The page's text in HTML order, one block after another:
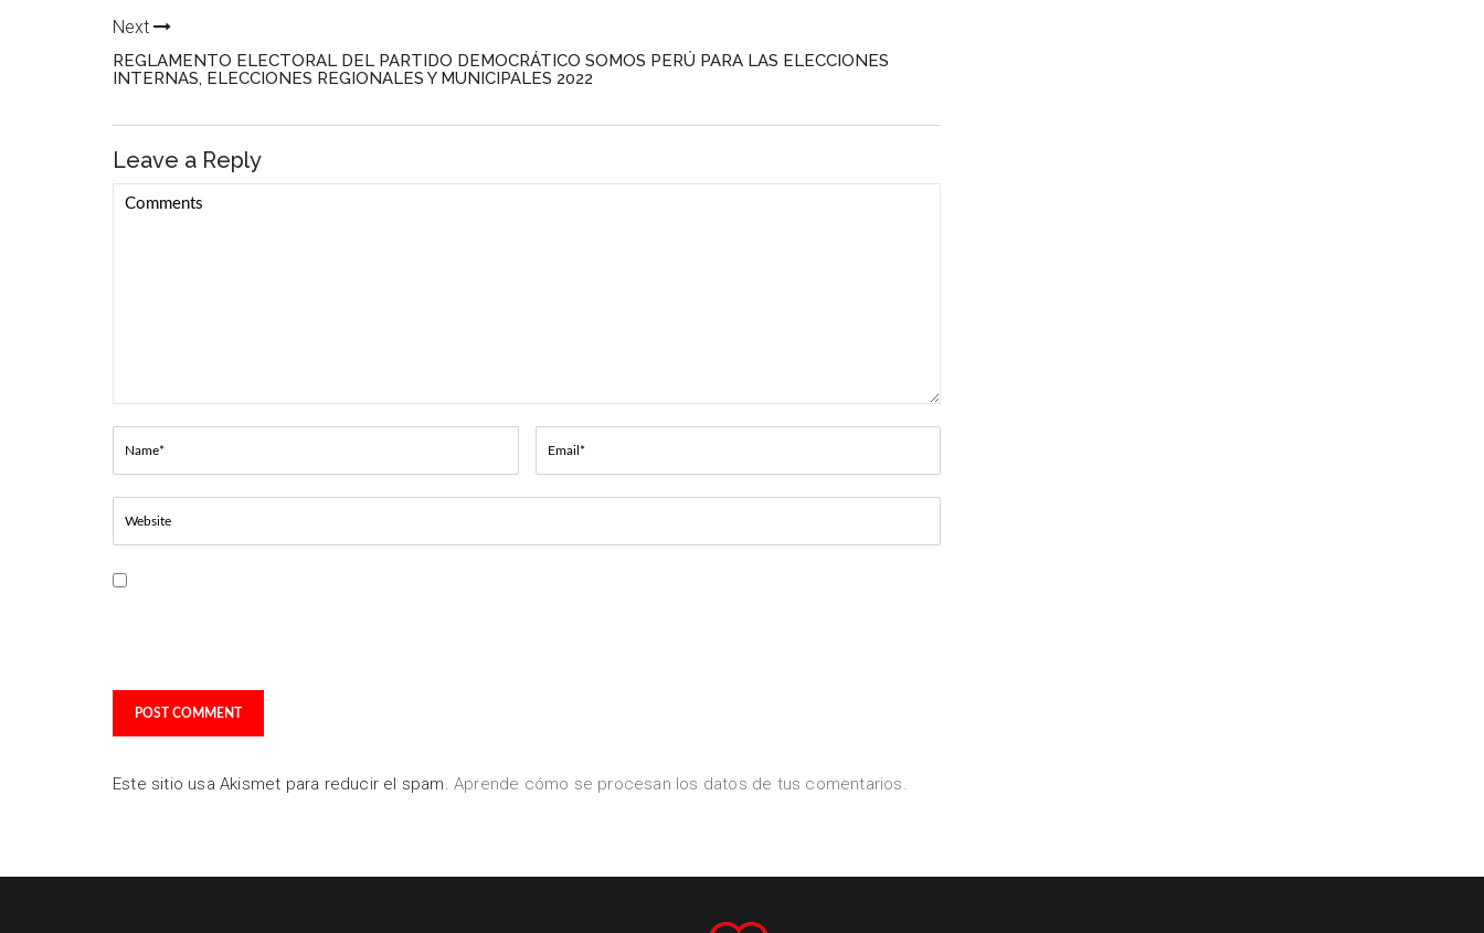
Next
REGLAMENTO ELECTORAL DEL PARTIDO DEMOCRÁTICO SOMOS PERÚ PARA LAS ELECCIONES
INTERNAS, ELECCIONES REGIONALES Y MUNICIPALES 2022
Leave a Reply
Este sitio usa Akismet para reducir el spam. Aprende cómo se procesan los datos de tus comentarios.